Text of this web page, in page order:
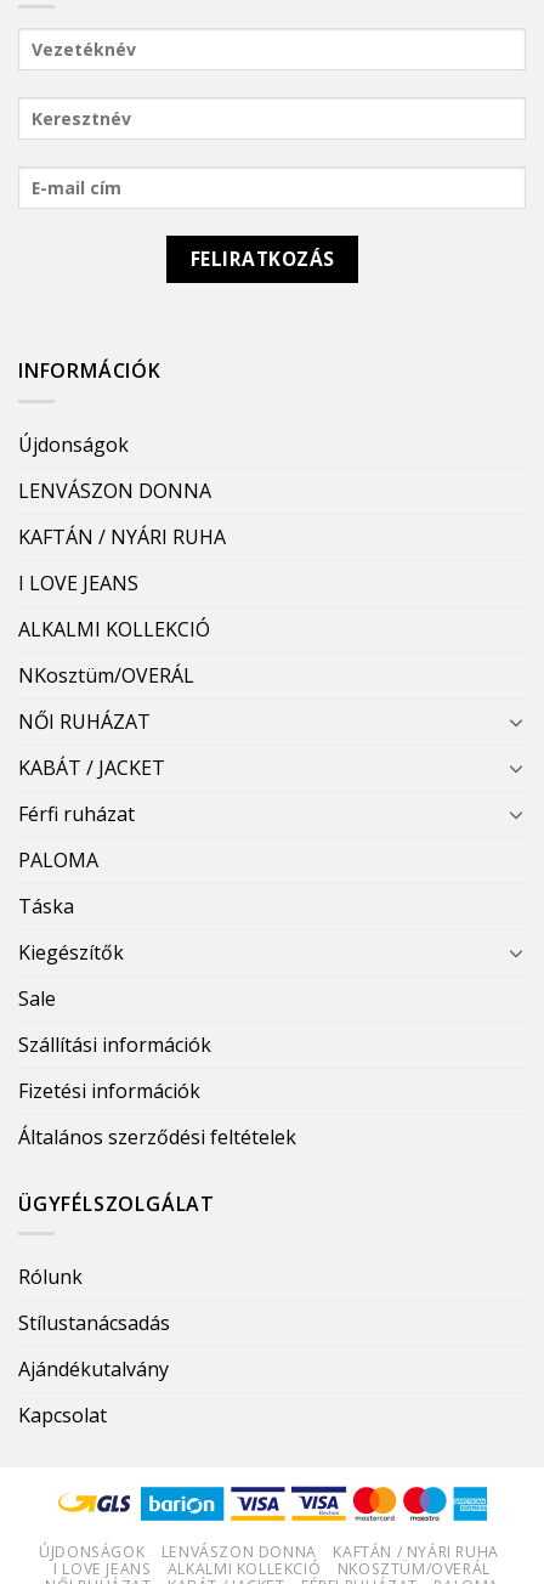
INFORMÁCIÓK
Újdonságok
LENVÁSZON DONNA
KAFTÁN / NYÁRI RUHA
I LOVE JEANS
ALKALMI KOLLEKCIÓ
NKosztüm/OVERÁL
NŐI RUHÁZAT
KABÁT / JACKET
Férfi ruházat
PALOMA
Táska
Kiegészítők
Sale
Szállítási információk
Fizetési információk
Általános szerződési feltételek
ÜGYFÉLSZOLGÁLAT
Rólunk
Stílustanácsadás
Ajándékutalvány
Kapcsolat
ÚJDONSÁGOK LENVÁSZON DONNA
KAFTÁN / NYÁRI RUHA
I LOVE JEANS
ALKALMI KOLLEKCIÓ
NKOSZTÜM/OVERÁL